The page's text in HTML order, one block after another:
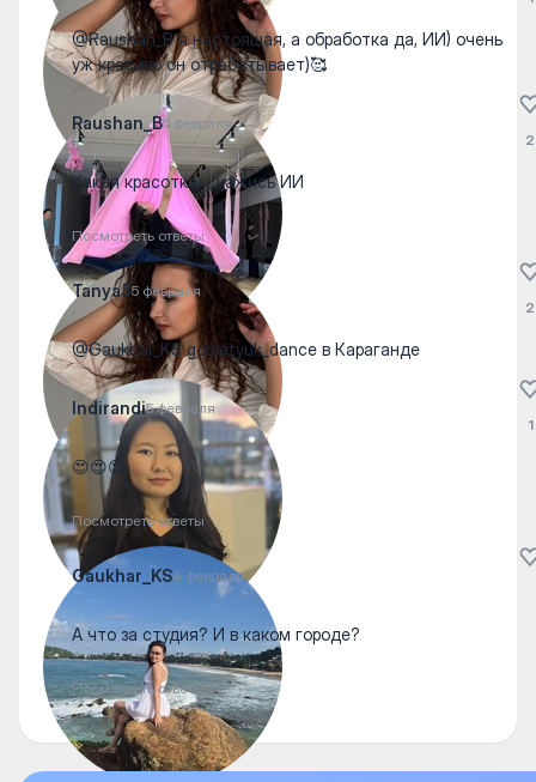
@Raushan_B я настоящая, а обработка да, ИИ) очень
уж красиво он отрабатывает)🥰
Raushan_B5 февраля
Какая красотка ....кажись ИИ
Посмотреть ответы
2
Tanya55 февраля
@Gaukhar_KS gorbatyuk_dance в Караганде
2
Indirandi5 февраля
😍😍😍
Посмотреть ответы
1
Gaukhar_KS4 февраля
А что за студия? И в каком городе?
Посмотреть ответы